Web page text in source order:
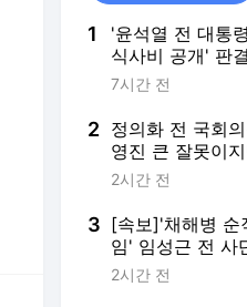
1
'윤석열 전 대통
식사비 공개' 판
파기환송…"이관
7시간 전
2 정의화 전 국회
영진 큰 잘못이
용'이 당을 위한
2시간 전
3 [속보]'채해병 순
임' 임성근 전 사
심도 징역 3년
2시간 전